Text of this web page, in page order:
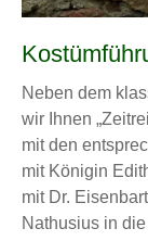
Neben dem
wir Ihnen
mit den
mit Königin
mit Dr.
Nathusius in